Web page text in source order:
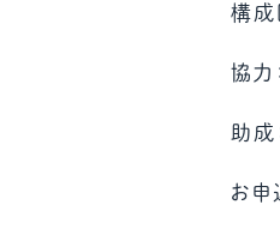
構成
協力
助成
お申